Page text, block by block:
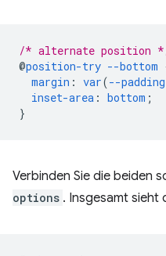
/* alternate position
@position-try --bottom
margin : var(--padding
inset-area : bottom ;
}
Verbinden Sie die beiden
options . Insgesamt sieht